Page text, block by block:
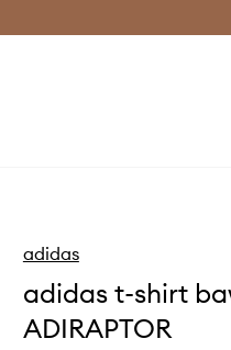
adidas
adidas t-shirt
ADIRAPTOR